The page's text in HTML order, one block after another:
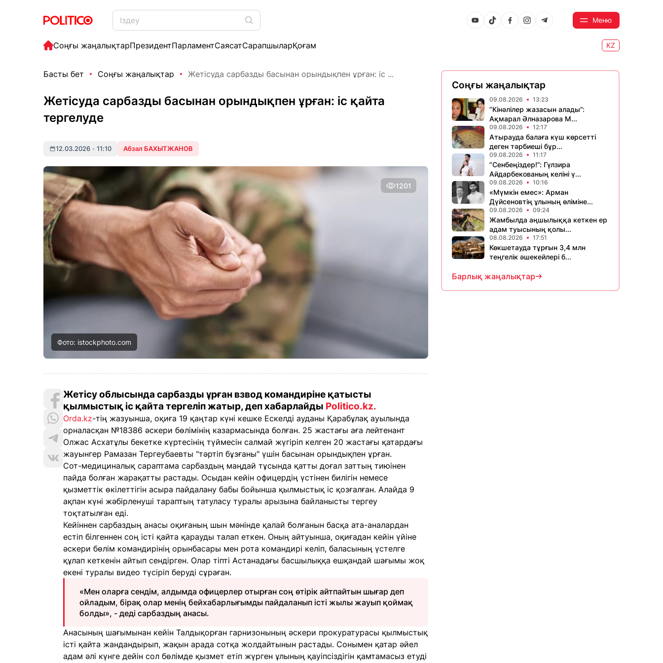
Меню
Соңғы жаңалықтарПрезидентПарламентСаясатСарапшыларҚоғам KZ
Басты бет Соңғы жаңалықтар Жетісуда сарбазды басынан орындықпен ұрған: іс ...
Жетісуда сарбазды басынан орындықпен ұрған: іс қайта
тергелуде
12.03.2026 • 11:10 Абзал БАХЫТЖАНОВ
1201
Фото: istockphoto.com
Жетісу облысында сарбазды ұрған взвод командиріне қатысты
қылмыстық іс қайта тергеліп жатыр, деп хабарлайды Politico.kz.
Orda.kz-тің жазуынша, оқиға 19 қаңтар күні кешке Ескелді ауданы Қарабұлақ ауылында
орналасқан №18386 әскери бөлімінің казармасында болған. 25 жастағы аға лейтенант
Олжас Асхатұлы бекетке күртесінің түймесін салмай жүгіріп келген 20 жастағы қатардағы
жауынгер Рамазан Тергеубаевты "тәртіп бұзғаны" үшін басынан орындықпен ұрған.
Сот-медициналық сараптама сарбаздың маңдай тұсында қатты доғал заттың тиюінен
пайда болған жарақатты растады. Осыдан кейін офицердің үстінен билігін немесе
қызметтік өкілеттігін асыра пайдалану бабы бойынша қылмыстық іс қозғалған. Алайда 9
ақпан күні жәбірленуші тараптың татуласу туралы арызына байланысты тергеу
тоқтатылған еді.
Кейіннен сарбаздың анасы оқиғаның шын мәнінде қалай болғанын басқа ата-аналардан
естіп білгеннен соң істі қайта қарауды талап еткен. Оның айтуынша, оқиғадан кейін үйіне
әскери бөлім командирінің орынбасары мен рота командирі келіп, баласының үстелге
құлап кеткенін айтып сендірген. Олар тіпті Астанадағы басшылыққа ешқандай шағымы жоқ
екені туралы видео түсіріп беруді сұраған.
«Мен оларға сендім, алдымда офицерлер отырған соң өтірік айтпайтын шығар деп
ойладым, бірақ олар менің бейхабарлығымды пайдаланып істі жылы жауып қоймақ
болды», - деді сарбаздың анасы.
Анасының шағымынан кейін Талдықорған гарнизонының әскери прокуратурасы қылмыстық
істі қайта жандандырып, жақын арада сотқа жолдайтынын растады. Сонымен қатар әйел
адам әлі күнге дейін сол бөлімде қызмет етіп жүрген ұлының қауіпсіздігін қамтамасыз етуді
Соңғы жаңалықтар
09.08.2026 13:23
“Кінәлілер жазасын алады”:
Ақмарал Әлназарова М...
09.08.2026 12:17
Атырауда балаға күш көрсетті
деген тәрбиеші бұр...
09.08.2026 11:17
“Сенбеңіздер!”: Гүлзира
Айдарбекованың келіні ү...
09.08.2026 10:16
«Мүмкін емес»: Арман
Дүйсеновтің ұлының өліміне...
09.08.2026 09:24
Жамбылда аңшылыққа кеткен ер
адам туысының қолы...
08.08.2026 17:51
Көкшетауда тұрғын 3,4 млн
теңгелік әшекейлері б...
Барлық жаңалықтар